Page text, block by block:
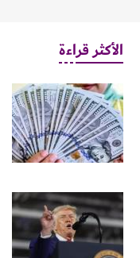
الأكثر قراءة